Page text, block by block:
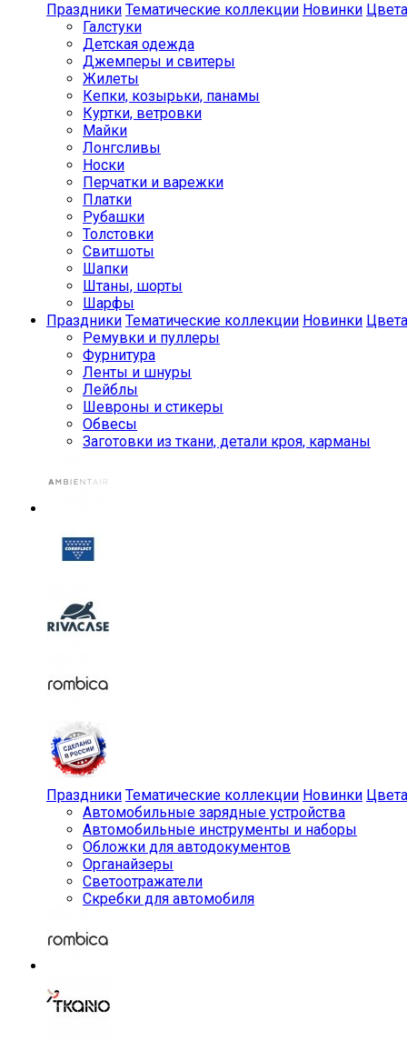
Праздники Тематические коллекции Новинки Цвета
Галстуки
Детская одежда
Джемперы и свитеры
Жилеты
Кепки, козырьки, панамы
Куртки, ветровки
Майки
Лонгсливы
Носки
Перчатки и варежки
Платки
Рубашки
Толстовки
Свитшоты
Шапки
Штаны, шорты
Шарфы
Праздники Тематические коллекции Новинки Цвета
Ремувки и пуллеры
Фурнитура
Ленты и шнуры
Лейблы
Шевроны и стикеры
Обвесы
Заготовки из ткани, детали кроя, карманы
Праздники Тематические коллекции Новинки Цвета
Автомобильные зарядные устройства
Автомобильные инструменты и наборы
Обложки для автодокументов
Органайзеры
Светоотражатели
Скребки для автомобиля